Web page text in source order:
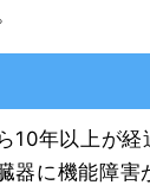
10年以上が経
器に機能障害